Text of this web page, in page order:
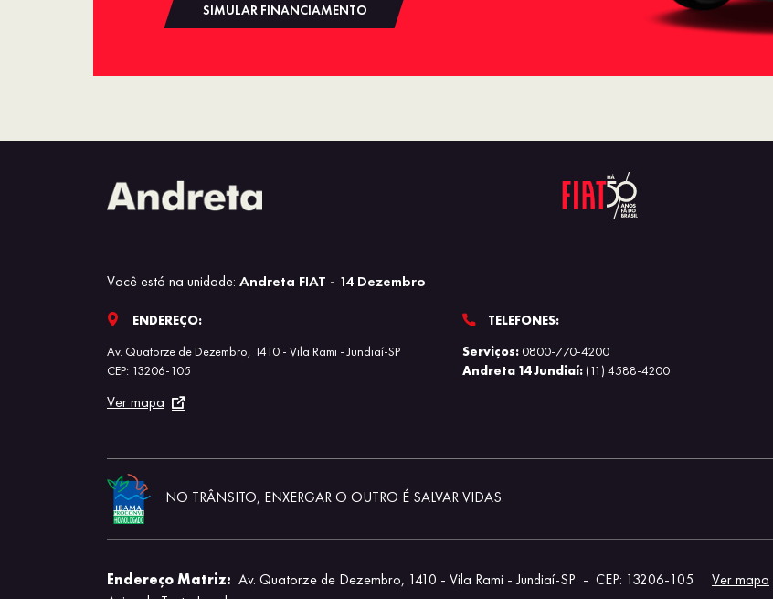
SIMULAR FINANCIAMENTO
Você está na unidade: Andreta FIAT - 14 Dezembro
ENDEREÇO:
Av. Quatorze de Dezembro, 1410 - Vila Rami - Jundiaí-SP
CEP: 13206-105
Ver mapa
TELEFONES:
Serviços:0800-770-4200
Andreta 14 Jundiaí:(11) 4588-4200
NO TRÂNSITO, ENXERGAR O OUTRO É SALVAR VIDAS.
Endereço Matriz: Av. Quatorze de Dezembro, 1410 - Vila Rami - Jundiaí-SP - CEP: 13206-105
Ver mapa